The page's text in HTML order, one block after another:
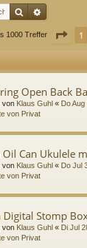
Suche
1000 Treffer 1
Open Back
von Klaus Guhl « Do
von Privat
Can Ukulele
von Klaus Guhl « Do Jul
von Privat
Digital Stomp
von Klaus Guhl « Di Jul
von Privat